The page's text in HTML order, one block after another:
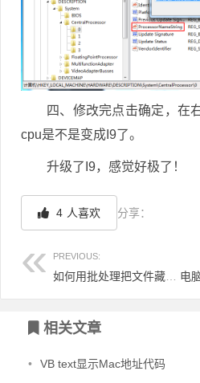
四、修改完点击确定，在
cpu是不是变成I9了。
升级了I9，感觉好极了！
4 人喜欢 分享：
PREVIOUS:
文章导航
相关文章
• VB text显示Mac地址代码